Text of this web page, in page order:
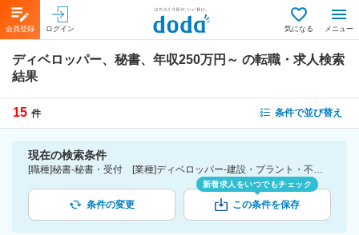
会員登録 ログイン 気になる メニュー
ディベロッパー、秘書、年収250万円～ の転職・求人検索
結果
15 件 条件で並び替え
現在の検索条件
[職種]秘書-秘書・受付 [業種]ディベロッパー-建設・プラント・不動産業界 [年収]250万円～
条件の変更
新着求人をいつでもチェック
この条件を保存